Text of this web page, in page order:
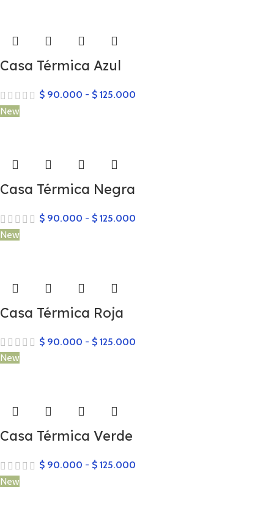
Casa Térmica Azul
$ 90.000 - $ 125.000
New
Casa Térmica Negra
$ 90.000 - $ 125.000
New
Casa Térmica Roja
$ 90.000 - $ 125.000
New
Casa Térmica Verde
$ 90.000 - $ 125.000
New